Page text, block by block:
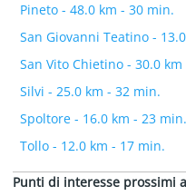
Pineto - 48.0 km - 30 min.
San Giovanni Teatino -
San Vito Chietino - 30.0
Silvi - 25.0 km - 32 min.
Spoltore - 16.0 km - 23 min.
Tollo - 12.0 km - 17 min.
Punti di interesse prossimi